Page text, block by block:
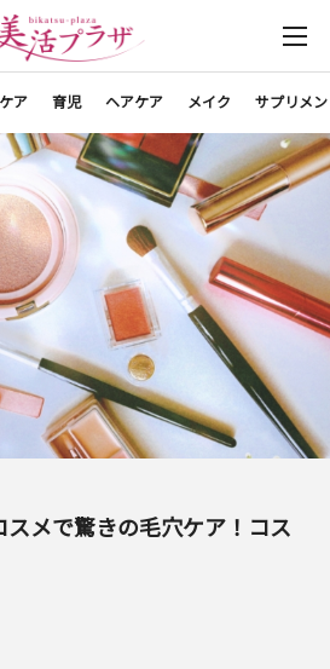
ア 育児 ヘアケア メイク サプリメ
スメで驚きの毛穴ケア！コス